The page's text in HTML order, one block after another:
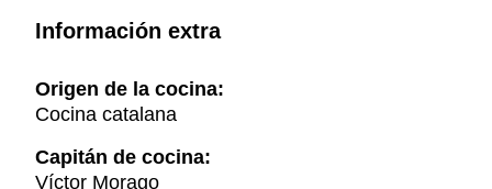
Información extra
Origen de la cocina:
Cocina catalana
Capitán de cocina:
Víctor Morago